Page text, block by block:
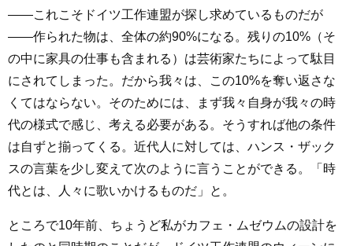
――これこそドイツ工作連盟が探し求めているものだが
――作られた物は、全体の約90%になる。残りの10%（そ
の中に家具の仕事も含まれる）は芸術家たちによって駄目
にされてしまった。だから我々は、この10%を奪い返さな
くてはならない。そのためには、まず我々自身が我々の時
代の様式で感じ、考える必要がある。そうすれば他の条件
は自ずと揃ってくる。近代人に対しては、ハンス・ザック
スの言葉を少し変えて次のように言うことができる。「時
代とは、人々に歌いかけるものだ」と。
ところで10年前、ちょうど私がカフェ・ムゼウムの設計を